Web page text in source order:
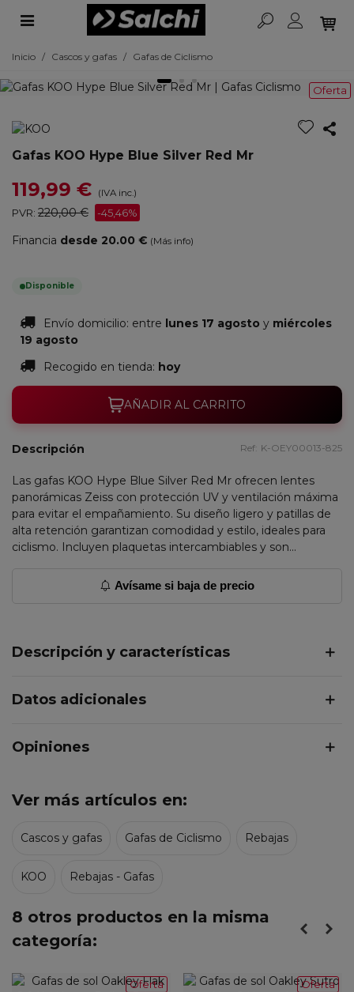
Inicio / Cascos y gafas / Gafas de Ciclismo
Oferta
Gafas KOO Hype Blue Silver Red Mr
119,99 € (IVA inc.)
PVR: 220,00 € -45,46%
Financia desde 20.00 € (Más info)
Disponible
Envío domicilio: entre lunes 17 agosto y miércoles
19 agosto
Recogido en tienda: hoy
AÑADIR AL CARRITO
Descripción Ref: K-OEY00013-825
Las gafas KOO Hype Blue Silver Red Mr ofrecen lentes
panorámicas Zeiss con protección UV y ventilación máxima
para evitar el empañamiento. Su diseño ligero y patillas de
alta retención garantizan comodidad y estilo, ideales para
ciclismo. Incluyen plaquetas intercambiables y son...
Avísame si baja de precio
Descripción y características
Datos adicionales
Opiniones
Ver más artículos en:
Cascos y gafas Gafas de Ciclismo Rebajas
KOO Rebajas - Gafas
8 otros productos en la misma
categoría:
Oferta Oferta